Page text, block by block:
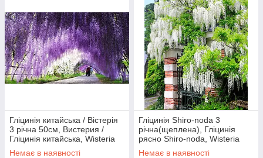
Гліцинія китайська / Вістерія
3 річна 50см, Вистерия /
Гліцинія китайська, Wisteria
sinensis
Немає в наявності
Гліцинія Shiro-noda 3
річна(щеплена), Гліцинія
рясно Shiro-noda, Wisteria
floribunda Shiro-noda
Немає в наявності